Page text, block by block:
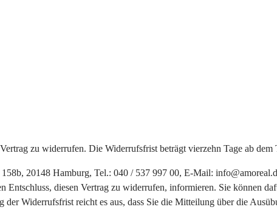
zu widerrufen. Die Widerrufsfrist beträgt vierzehn Tage ab dem
20148 Hamburg, Tel.: 040 / 537 997 00, E-Mail:
diesen Vertrag zu widerrufen, informieren. Sie können
Widerrufsfrist reicht es aus, dass Sie die Mitteilung über die